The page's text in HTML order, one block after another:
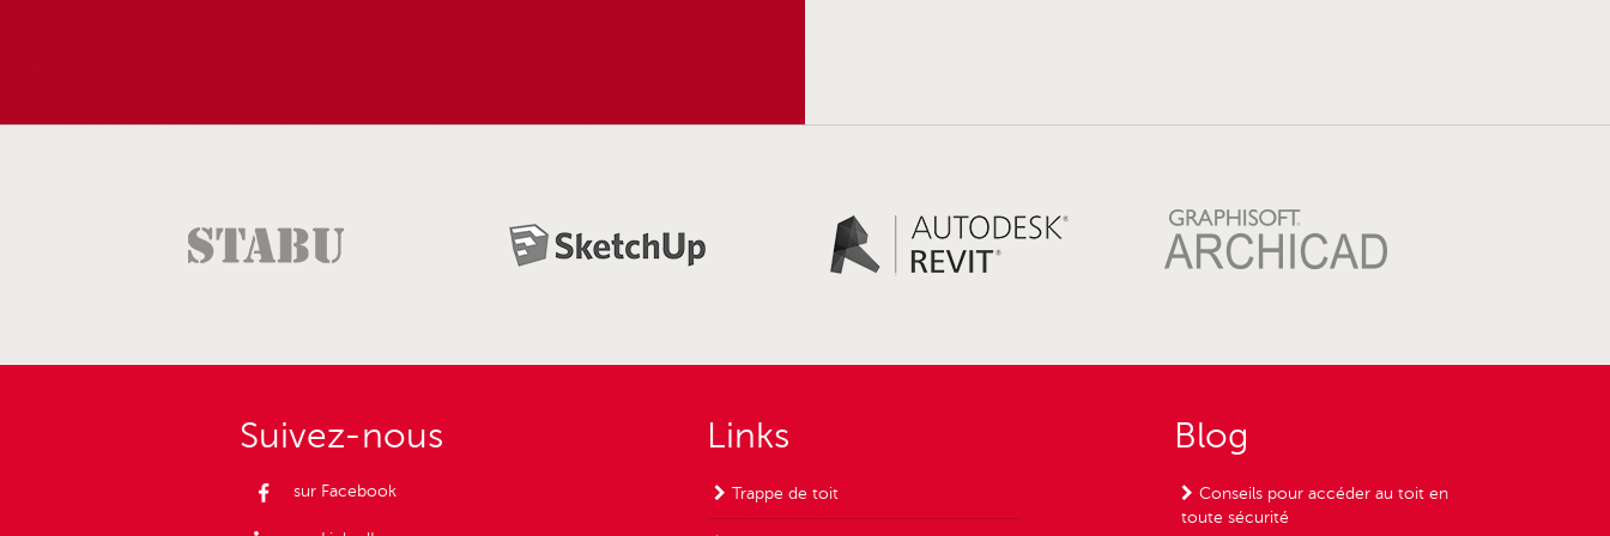
Suivez-nous
sur Facebook
Links
Trappe de toit
Blog
Conseils pour accéder au toit en
toute sécurité